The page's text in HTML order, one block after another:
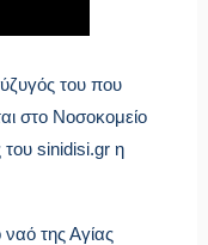
του που
στο Νοσοκομείο
sinidisi.gr η
ναό της Αγίας